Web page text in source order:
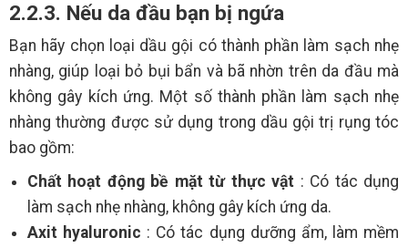
2.2.3. Nếu da đầu bạn bị ngứa
Bạn hãy chọn loại dầu gội có thành phần làm sạch nhẹ
nhàng, giúp loại bỏ bụi bẩn và bã nhờn trên da đầu mà
không gây kích ứng. Một số thành phần làm sạch nhẹ
nhàng thường được sử dụng trong dầu gội trị rụng tóc
bao gồm:
Chất hoạt động bề mặt từ thực vật : Có tác dụng
làm sạch nhẹ nhàng, không gây kích ứng da.
Axit hyaluronic : Có tác dụng dưỡng ẩm, làm mềm